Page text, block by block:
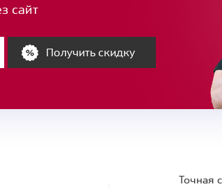
сайт
Получить скидку
Точная